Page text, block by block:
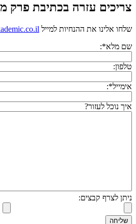
צריכים עזרה בכתיבת פרק
שלחו אלינו את ההנחיות למייל
שם מלא*:
טלפון:
אימייל*:
איך נוכל לעזור?
ניתן לצרף קבצים: